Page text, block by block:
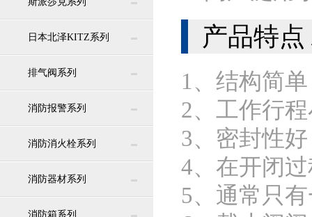
日本北泽KITZ系列
排气阀系列
消防报警系列
消防消火栓系列
消防器材系列
消防箱系列
产品特点
1、结构简
2、工作行
3、密封性
4、在开闭
5、通常只